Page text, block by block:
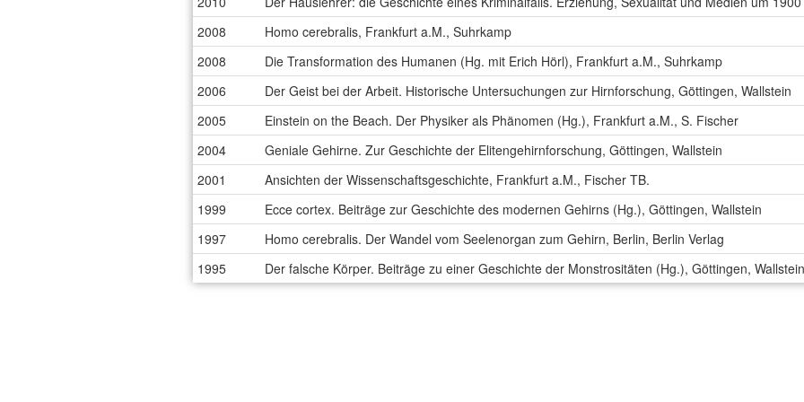
2008
Homo cerebralis, Frankfurt a.M., Suhrkamp
2008
Die Transformation des Humanen (Hg. mit Erich Hörl), Frankfurt a.M., Suhrkamp
2006
Der Geist bei der Arbeit. Historische Untersuchungen zur Hirnforschung, Göttingen, Wallstein
2005
Einstein on the Beach. Der Physiker als Phänomen (Hg.), Frankfurt a.M., S. Fischer
2004
Geniale Gehirne. Zur Geschichte der Elitengehirnforschung, Göttingen, Wallstein
2001
Ansichten der Wissenschaftsgeschichte, Frankfurt a.M., Fischer TB.
1999
Ecce cortex. Beiträge zur Geschichte des modernen Gehirns (Hg.), Göttingen, Wallstein
1997
Homo cerebralis. Der Wandel vom Seelenorgan zum Gehirn, Berlin, Berlin Verlag
1995
Der falsche Körper. Beiträge zu einer Geschichte der Monstrositäten (Hg.), Göttingen, Wallstein